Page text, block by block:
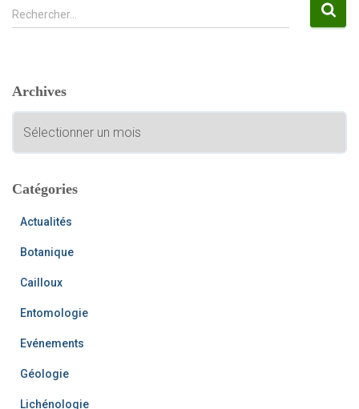
R
r
:
Rechercher…
Archives
c
iCatégories
Actualités
Botanique
Cailloux
Entomologie
Evénements
Géologie
Lichénologie